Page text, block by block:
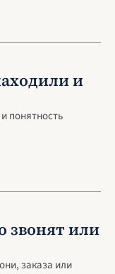
и
понятность
звонят или
заказа или